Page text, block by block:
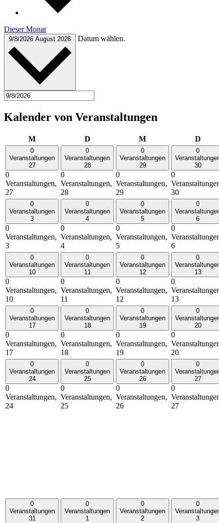
Dieser Monat
9/8/2026 August 2026 Datum wählen.
Kalender von Veranstaltungen
MMontag DDienstag MMittwoch D
0
Veranstaltungen
27
0
Veranstaltungen,
27
0
Veranstaltungen
28
0
Veranstaltungen,
28
0
Veranstaltungen
29
0
Veranstaltungen,
29
0
30
0
30
0
Veranstaltungen
3
0
Veranstaltungen,
3
0
Veranstaltungen
4
0
Veranstaltungen,
4
0
Veranstaltungen
5
0
Veranstaltungen,
5
0
6
0
6
0
Veranstaltungen
10
0
Veranstaltungen,
10
0
Veranstaltungen
11
0
Veranstaltungen,
11
0
Veranstaltungen
12
0
Veranstaltungen,
12
0
13
0
13
0
Veranstaltungen
17
0
Veranstaltungen,
17
0
Veranstaltungen
18
0
Veranstaltungen,
18
0
Veranstaltungen
19
0
Veranstaltungen,
19
0
20
0
20
0
Veranstaltungen
24
0
Veranstaltungen,
24
0
Veranstaltungen
25
0
Veranstaltungen,
25
0
Veranstaltungen
26
0
Veranstaltungen,
26
0
27
0
27
0
Veranstaltungen
31
0
Veranstaltungen
1
0
Veranstaltungen
2
0
3